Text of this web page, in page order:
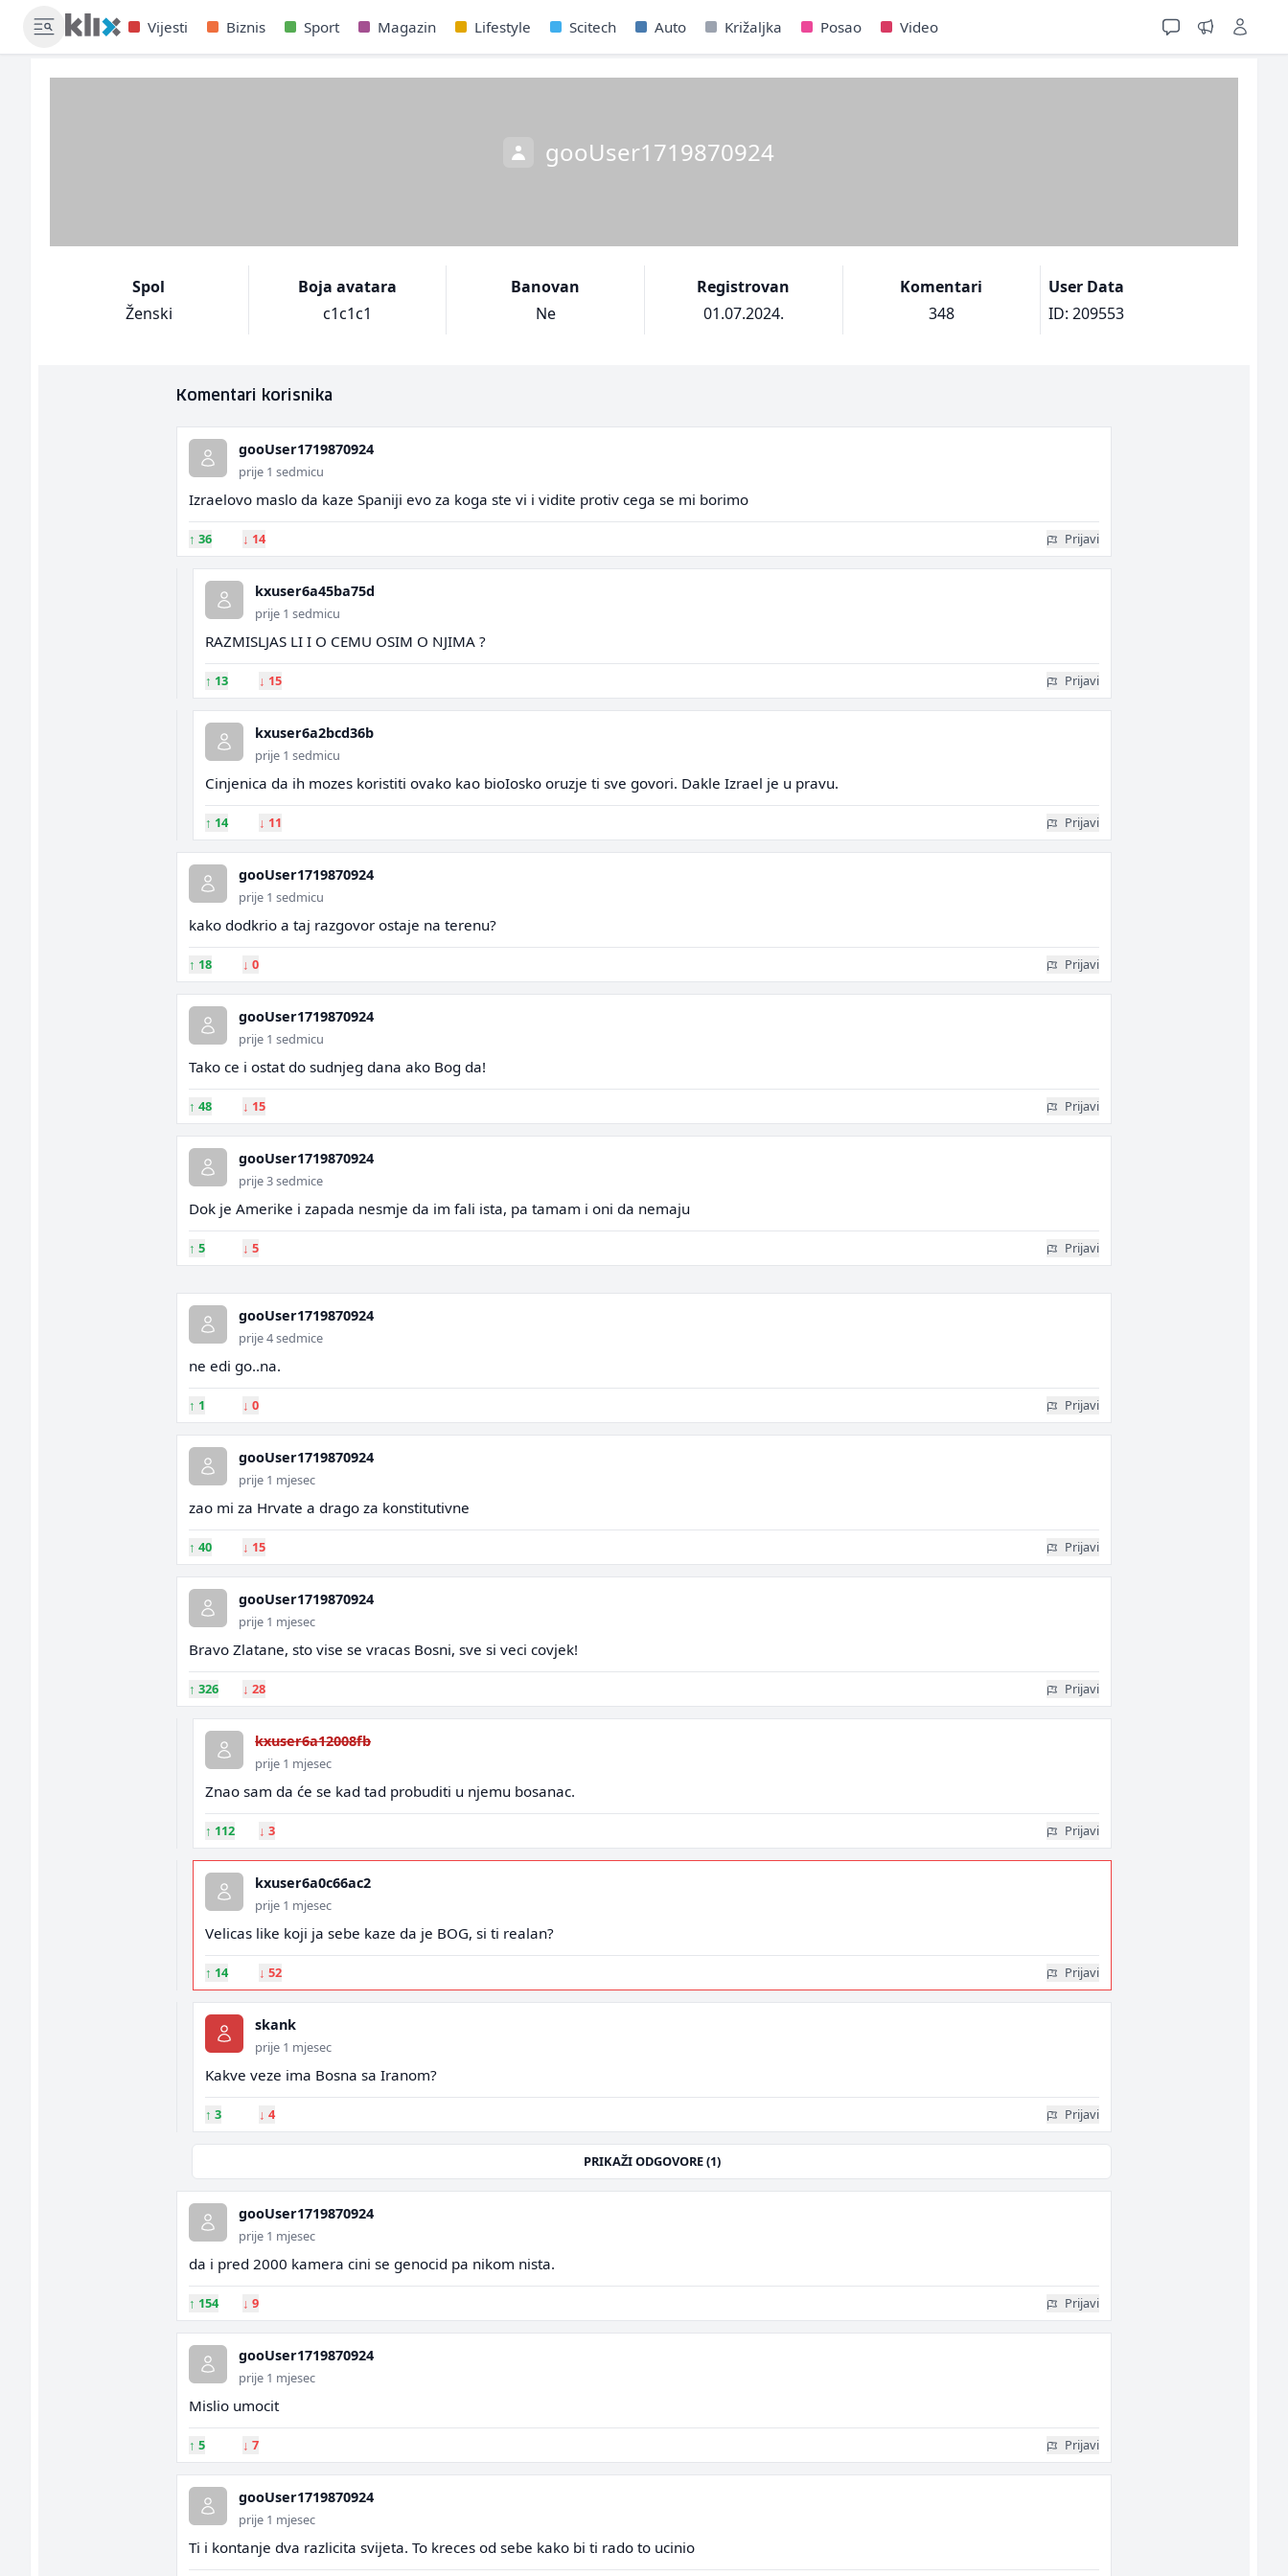
Vijesti Biznis Sport Magazin Lifestyle Scitech Auto Križaljka Posao Video
gooUser1719870924
Spol
Ženski
Boja avatara
c1c1c1
Banovan
Ne
Registrovan
01.07.2024.
Komentari
348
User Data
ID: 209553
Komentari korisnika
gooUser1719870924
prije 1 sedmicu
Izraelovo maslo da kaze Spaniji evo za koga ste vi i vidite protiv cega se mi borimo
↑ 36 ↓ 14 Prijavi
kxuser6a45ba75d
prije 1 sedmicu
RAZMISLJAS LI I O CEMU OSIM O NJIMA ?
↑ 13 ↓ 15 Prijavi
kxuser6a2bcd36b
prije 1 sedmicu
Cinjenica da ih mozes koristiti ovako kao bioIosko oruzje ti sve govori. Dakle Izrael je u pravu.
↑ 14 ↓ 11 Prijavi
gooUser1719870924
prije 1 sedmicu
kako dodkrio a taj razgovor ostaje na terenu?
↑ 18 ↓ 0 Prijavi
gooUser1719870924
prije 1 sedmicu
Tako ce i ostat do sudnjeg dana ako Bog da!
↑ 48 ↓ 15 Prijavi
gooUser1719870924
prije 3 sedmice
Dok je Amerike i zapada nesmje da im fali ista, pa tamam i oni da nemaju
↑ 5 ↓ 5 Prijavi
gooUser1719870924
prije 4 sedmice
ne edi go..na.
↑ 1 ↓ 0 Prijavi
gooUser1719870924
prije 1 mjesec
zao mi za Hrvate a drago za konstitutivne
↑ 40 ↓ 15 Prijavi
gooUser1719870924
prije 1 mjesec
Bravo Zlatane, sto vise se vracas Bosni, sve si veci covjek!
↑ 326 ↓ 28 Prijavi
kxuser6a12008fb
prije 1 mjesec
Znao sam da će se kad tad probuditi u njemu bosanac.
↑ 112 ↓ 3 Prijavi
kxuser6a0c66ac2
prije 1 mjesec
Velicas like koji ja sebe kaze da je BOG, si ti realan?
↑ 14 ↓ 52 Prijavi
skank
prije 1 mjesec
Kakve veze ima Bosna sa Iranom?
↑ 3 ↓ 4 Prijavi
PRIKAŽI ODGOVORE (1)
gooUser1719870924
prije 1 mjesec
da i pred 2000 kamera cini se genocid pa nikom nista.
↑ 154 ↓ 9 Prijavi
gooUser1719870924
prije 1 mjesec
Mislio umocit
↑ 5 ↓ 7 Prijavi
gooUser1719870924
prije 1 mjesec
Ti i kontanje dva razlicita svijeta. To kreces od sebe kako bi ti rado to ucinio